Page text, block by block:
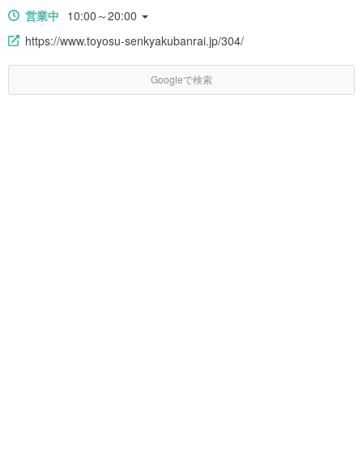
営業中 10:00～20:00
https://www.toyosu-senkyakubanrai.jp/304/
Googleで検索